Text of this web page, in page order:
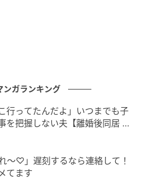
ンガランキング
行ってたんだよ」いつまでも子
を把握しない夫【離婚後同居 Vo
〜♡」遅刻するなら連絡して！
てます